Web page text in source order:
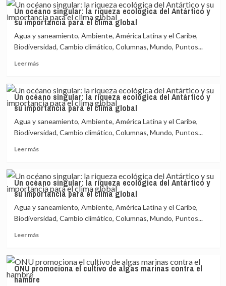
su
importancia
para
el
clima
Un
océano
singular:
la
riqueza
ecológica
del
su
importancia
para
el
clima
Un océano singular: la riqueza ecológica del Antártico y
su importancia para el clima global
Agua y saneamiento, Ambiente, América Latina y el Caribe,
Biodiversidad, Cambio climático, Columnas, Mundo, Puntos...
Leer másLeer
Un
océano
singular:
la
riqueza
ecológica
del
su
importancia
para
el
clima
Un océano singular: la riqueza ecológica del Antártico y
su importancia para el clima global
Agua y saneamiento, Ambiente, América Latina y el Caribe,
Biodiversidad, Cambio climático, Columnas, Mundo, Puntos...
Leer másLeer
Un
océano
singular:
la
riqueza
ecológica
del
su
importancia
para
Un océano singular: la riqueza ecológica del Antártico y
su importancia para el clima global
Agua y saneamiento, Ambiente, América Latina y el Caribe,
Biodiversidad, Cambio climático, Columnas, Mundo, Puntos...
Leer másLeer
Un
océano
singular:
ONU promociona el cultivo de algas marinas contra el
hambre